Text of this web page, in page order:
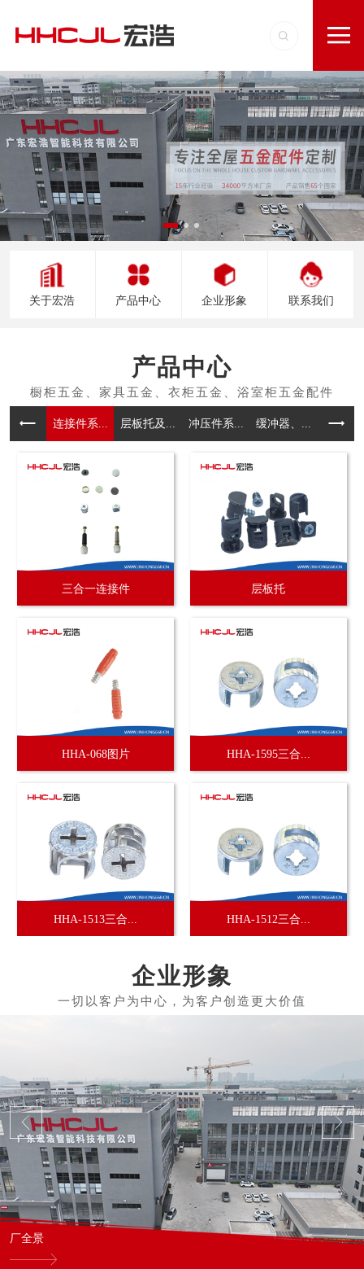
关于宏浩 产品中心 企业形象 联系我们
产品中心
连接件系... 层板托及... 冲压件系... 缓冲器、... 拉手
三合一连接件 层板托
HHA-068图片 HHA-1595三合...
HHA-1513三合... HHA-1512三合...
企业形象
厂全景